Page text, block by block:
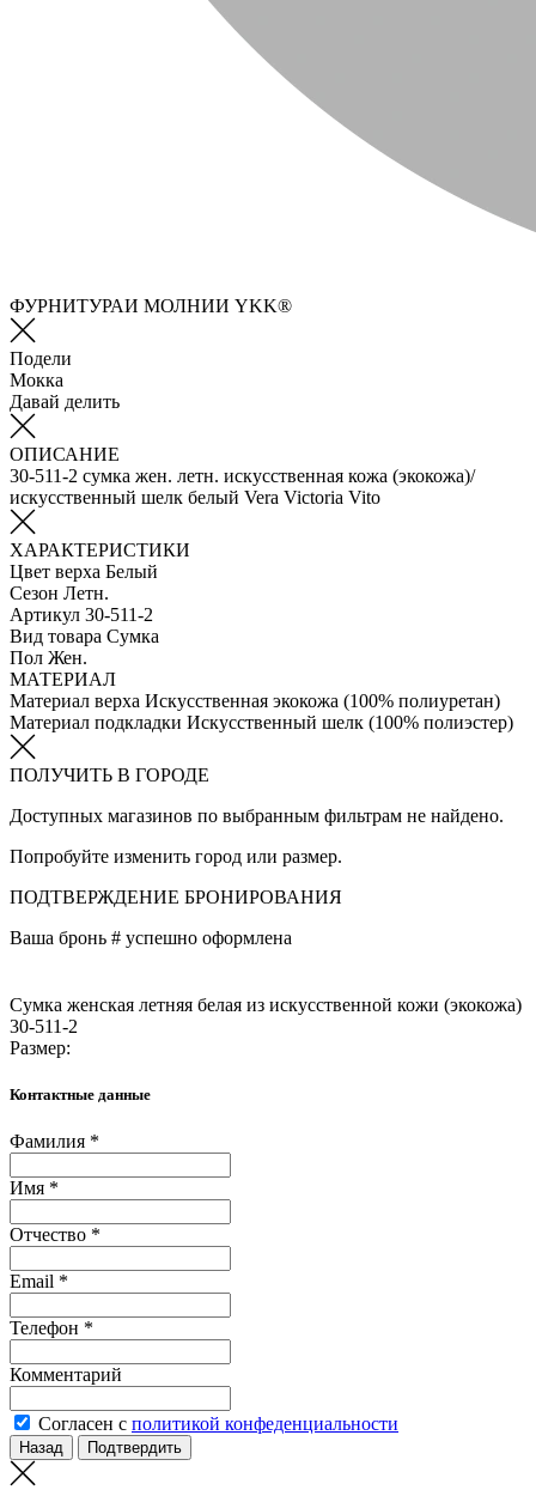
ФУРНИТУРАИ МОЛНИИ YKK®
Подели
Мокка
Давай делить
ОПИСАНИЕ
30-511-2 сумка жен. летн. искусственная кожа (экокожа)/
искусственный шелк белый Vera Victoria Vito
ХАРАКТЕРИСТИКИ
Цвет верха Белый
Сезон Летн.
Артикул 30-511-2
Вид товара Сумка
Пол Жен.
МАТЕРИАЛ
Материал верха Искусственная экокожа (100% полиуретан)
Материал подкладки Искусственный шелк (100% полиэстер)
ПОЛУЧИТЬ В ГОРОДЕ
Доступных магазинов по выбранным фильтрам не найдено.
Попробуйте изменить город или размер.
ПОДТВЕРЖДЕНИЕ БРОНИРОВАНИЯ
Ваша бронь # успешно оформлена
Сумка женская летняя белая из искусственной кожи (экокожа)
30-511-2
Размер:
Контактные данные
Фамилия *
Имя *
Отчество *
Email *
Телефон *
Комментарий
Согласен с политикой конфеденциальности
Назад Подтвердить